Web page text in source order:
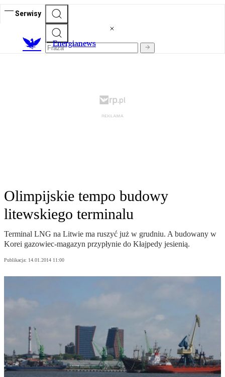
Serwisy
Energianews
Olimpijskie tempo budowy
litewskiego terminalu
Terminal LNG na Litwie ma ruszyć już w grudniu. A budowany w
Korei gazowiec-magazyn przypłynie do Kłajpedy jesienią.
Publikacja: 14.01.2014 11:00